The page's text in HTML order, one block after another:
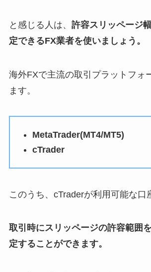
と感じる人は、 許容スリッページ
定できるFX業者を使いましょう。
海外FXで主流の取引プラットフォ
ます。
MetaTrader(MT4/MT5)
cTrader
このうち、cTraderが利用可能な口
取引時にスリッページの許容範囲
定することができます。